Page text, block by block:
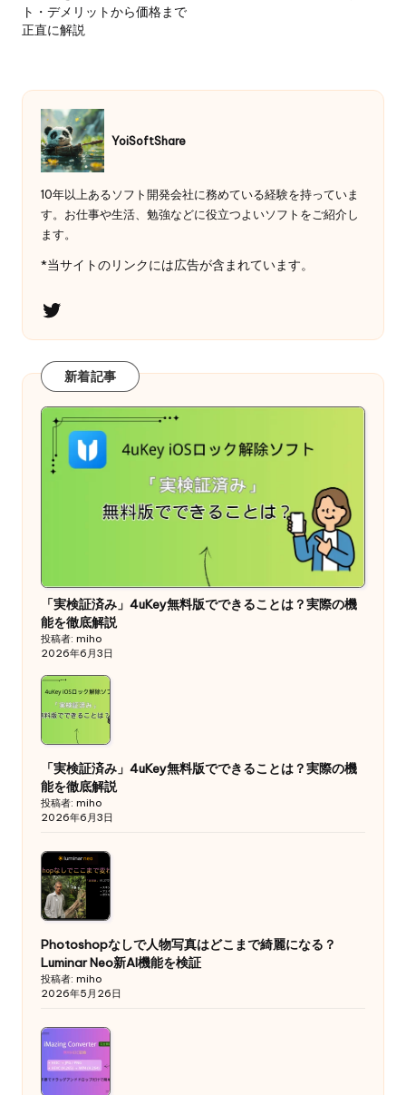
ト・デメリットから価格まで
正直に解説
YoiSoftShare
10年以上あるソフト開発会社に務めている経験を持っていま
す。お仕事や生活、勉強などに役立つよいソフトをご紹介し
ます。
*当サイトのリンクには広告が含まれています。
Twitter
新着記事
「実検証済み」4uKey無料版でできることは？実際の機
能を徹底解説
投稿者: miho
2026年6月3日
「実検証済み」4uKey無料版でできることは？実際の機
能を徹底解説
投稿者: miho
2026年6月3日
Photoshopなしで人物写真はどこまで綺麗になる？
Luminar Neo新AI機能を検証
投稿者: miho
2026年5月26日